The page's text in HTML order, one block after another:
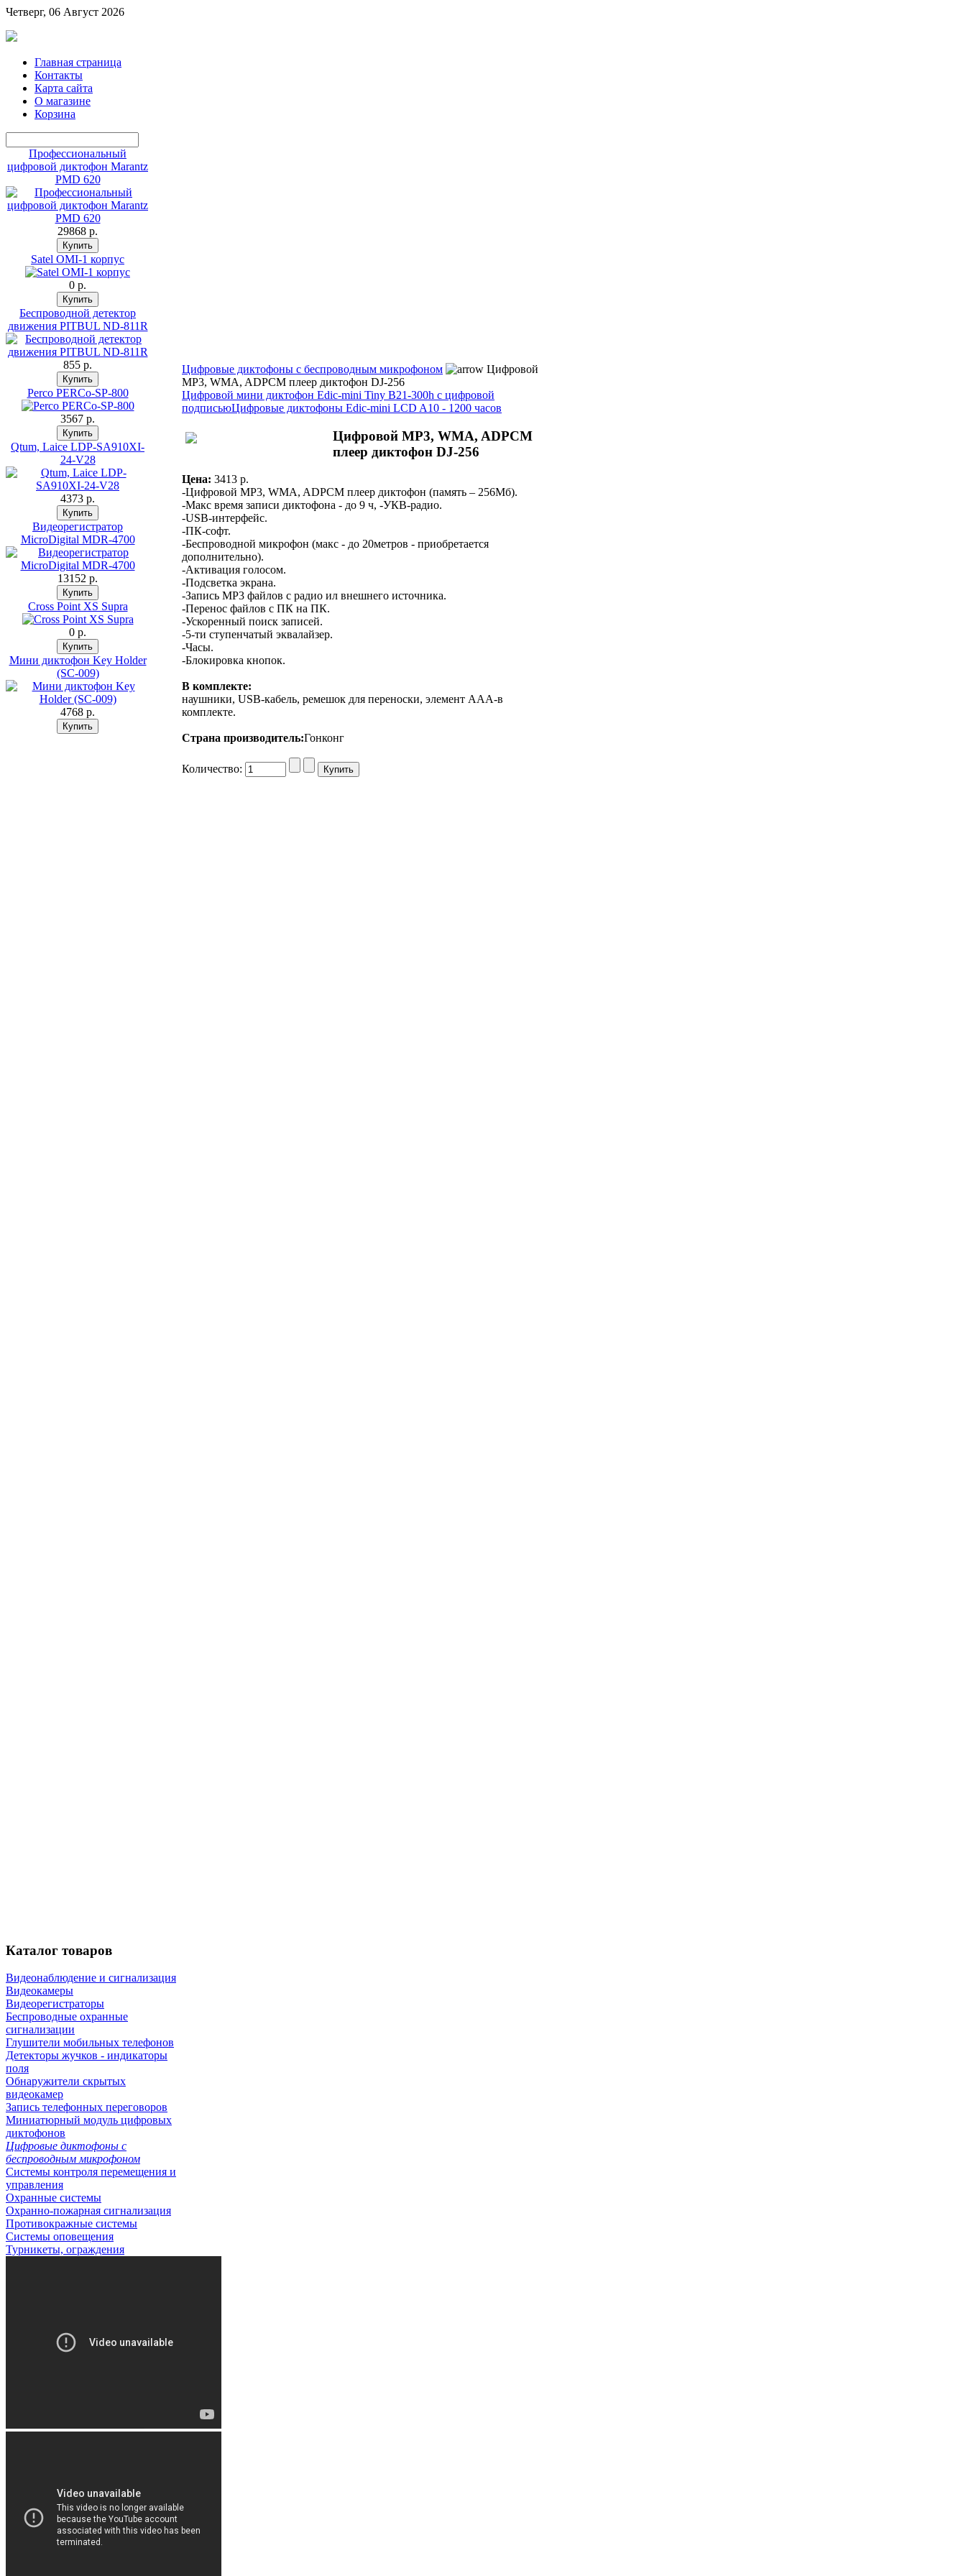
Четверг, 06 Август 2026
Главная страница
Контакты
Карта сайта
О магазине
Корзина
Профессиональный
цифровой диктофон Marantz
PMD 620
29868 p.
Satel OMI-1 корпус
0 p.
Беспроводной детектор
движения PITBUL ND-811R
855 p.
Perco PERCo-SP-800
3567 p.
Qtum, Laice LDP-SA910XI-
24-V28
4373 p.
Видеорегистратор
MicroDigital MDR-4700
13152 p.
Cross Point XS Supra
0 p.
Мини диктофон Key Holder
(SC-009)
4768 p.
Цифровые диктофоны с беспроводным микрофоном
Цифровой
МР3, WMA, ADPCM плеер диктофон DJ-256
Цифровой мини диктофон Edic-mini Tiny B21-300h с цифровой
подписьюЦифровые диктофоны Edic-mini LCD A10 - 1200 часов
Цифровой МР3, WMA, ADPCM
плеер диктофон DJ-256
Цена: 3413 p.
-Цифровой МР3, WMA, ADPCM плеер диктофон (память – 256Мб).
-Макс время записи диктофона - до 9 ч, -УКВ-радио.
-USB-интерфейс.
-ПК-софт.
-Беспроводной микрофон (макс - до 20метров - приобретается
дополнительно).
-Активация голосом.
-Подсветка экрана.
-Запись МР3 файлов с радио ил внешнего источника.
-Перенос файлов с ПК на ПК.
-Ускоренный поиск записей.
-5-ти ступенчатый эквалайзер.
-Часы.
-Блокировка кнопок.
В комплекте:
наушники, USB-кабель, ремешок для переноски, элемент ААА-в
комплекте.
Страна производитель:Гонконг
Количество:
Каталог товаров
Видеонаблюдение и сигнализация
Видеокамеры
Видеорегистраторы
Беспроводные охранные
сигнализации
Глушители мобильных телефонов
Детекторы жучков - индикаторы
поля
Обнаружители скрытых
видеокамер
Запись телефонных переговоров
Миниатюрный модуль цифровых
диктофонов
Цифровые диктофоны с
беспроводным микрофоном
Системы контроля перемещения и
управления
Охранные системы
Охранно-пожарная сигнализация
Противокражные системы
Системы оповещения
Турникеты, ограждения